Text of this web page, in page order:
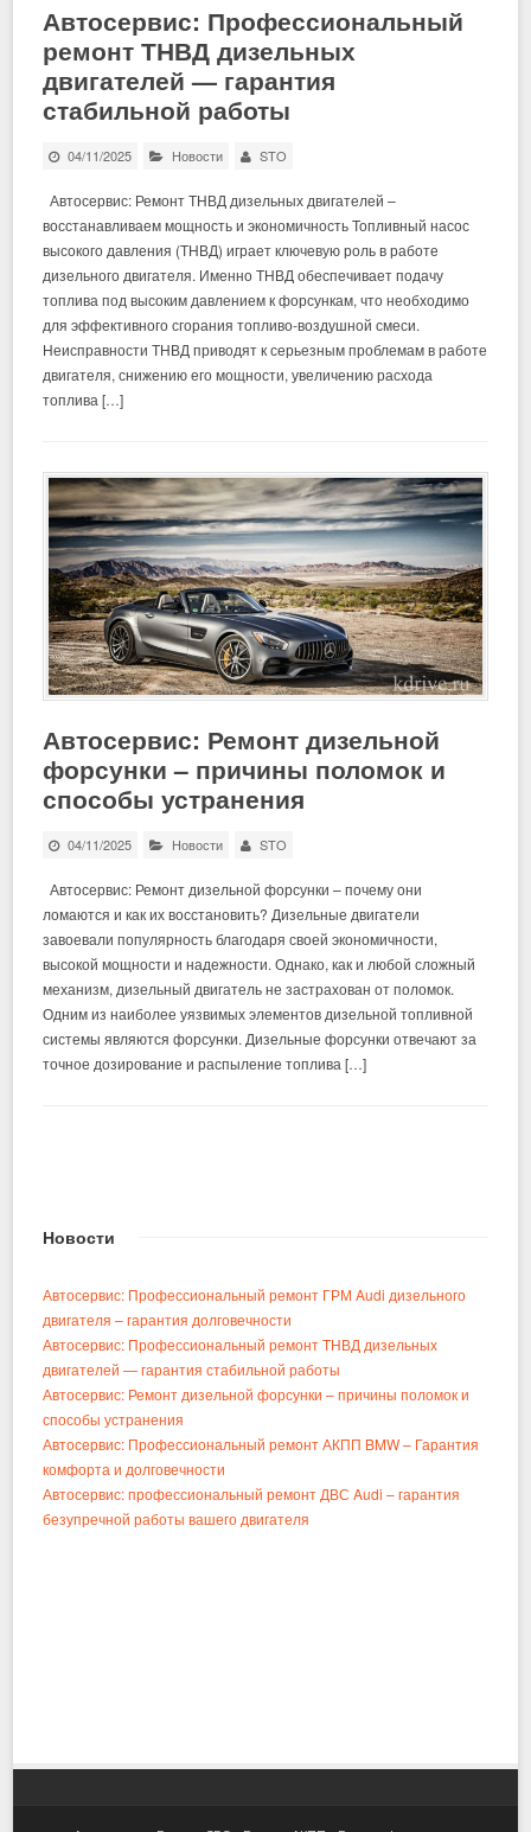
Автосервис: Профессиональный
ремонт ТНВД дизельных
двигателей — гарантия
стабильной работы
04/11/2025 Новости STO
Автосервис: Ремонт ТНВД дизельных двигателей –
восстанавливаем мощность и экономичность Топливный насос
высокого давления (ТНВД) играет ключевую роль в работе
дизельного двигателя. Именно ТНВД обеспечивает подачу
топлива под высоким давлением к форсункам, что необходимо
для эффективного сгорания топливо-воздушной смеси.
Неисправности ТНВД приводят к серьезным проблемам в работе
двигателя, снижению его мощности, увеличению расхода
топлива […]
Автосервис: Ремонт дизельной
форсунки – причины поломок и
способы устранения
04/11/2025 Новости STO
Автосервис: Ремонт дизельной форсунки – почему они
ломаются и как их восстановить? Дизельные двигатели
завоевали популярность благодаря своей экономичности,
высокой мощности и надежности. Однако, как и любой сложный
механизм, дизельный двигатель не застрахован от поломок.
Одним из наиболее уязвимых элементов дизельной топливной
системы являются форсунки. Дизельные форсунки отвечают за
точное дозирование и распыление топлива […]
Новости
Автосервис: Профессиональный ремонт ГРМ Audi дизельного
двигателя – гарантия долговечности
Автосервис: Профессиональный ремонт ТНВД дизельных
двигателей — гарантия стабильной работы
Автосервис: Ремонт дизельной форсунки – причины поломок и
способы устранения
Автосервис: Профессиональный ремонт АКПП BMW – Гарантия
комфорта и долговечности
Автосервис: профессиональный ремонт ДВС Audi – гарантия
безупречной работы вашего двигателя